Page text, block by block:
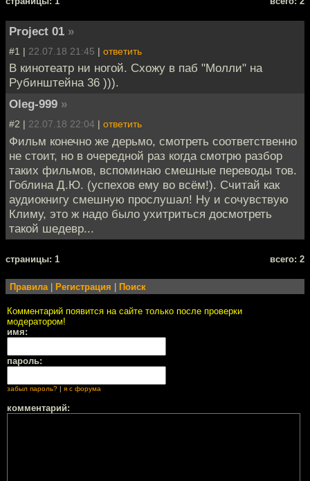
Project 01 »
#1 | 22.07.18 21:45 | ответить
В кинотеатр ни ногой. Схожу в паб "Молли" на
Рубинштейна 36 ))).
Oleg-999 »
#2 | 22.07.18 22:04 | ответить
Фильм конечно же дерьмо, смотреть соответственно
не стоит, но в очередной раз когда смотрю разбор
таких фильмов, вспоминаю смешные переводы тов.
Гоблина Д.Ю. (успехов ему во всём!). Считай как
аудиокнигу смешную прослушал! Ну и сочувствую
Климу, это ж надо было ухитриться досмотреть
такой шедевр...
cтраницы: 1 всего: 2
Правила | Регистрация | Поиск
Комментарий появится на сайте только после проверки
модератором!
имя:
пароль:
забыл пароль? | я с форума
комментарий: